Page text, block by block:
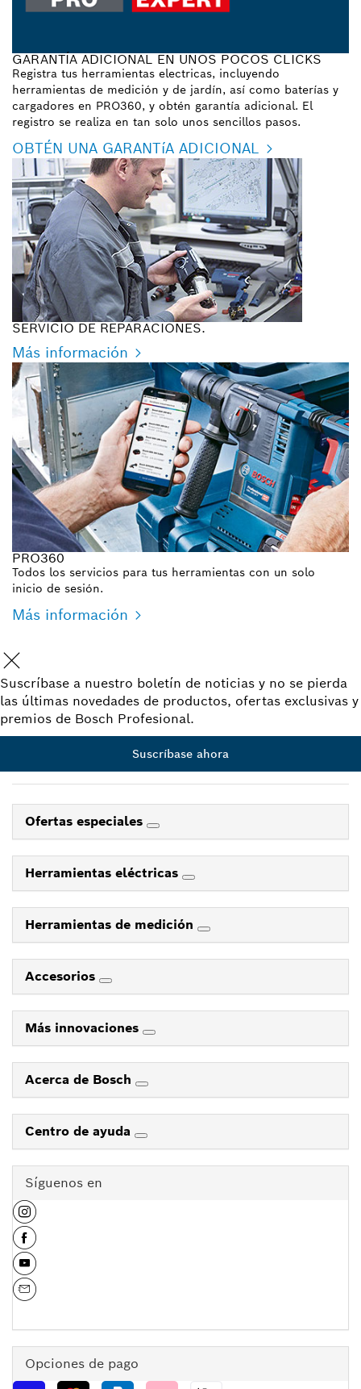
GARANTÍA ADICIONAL EN UNOS POCOS CLICKS
Registra tus herramientas electricas, incluyendo
herramientas de medición y de jardín, así como baterías y
cargadores en PRO360, y obtén garantía adicional. El
registro se realiza en tan solo unos sencillos pasos.
OBTÉN UNA GARANTíA ADICIONAL
SERVICIO DE REPARACIONES.
Más información
PRO360
Todos los servicios para tus herramientas con un solo
inicio de sesión.
Más información
Suscríbase a nuestro boletín de noticias y no se pierda
las últimas novedades de productos, ofertas exclusivas y
premios de Bosch Profesional.
Suscríbase ahora
Ofertas especiales
Herramientas eléctricas
Herramientas de medición
Accesorios
Más innovaciones
Acerca de Bosch
Centro de ayuda
Síguenos en
Opciones de pago